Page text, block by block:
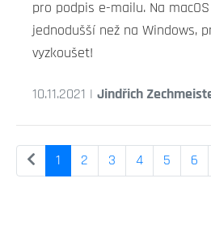
pro podpis e-mailu. Na
jednodušší než na Windows,
vyzkoušet!
10.11.2021 | Jindřich
1 2 3 4 5 6